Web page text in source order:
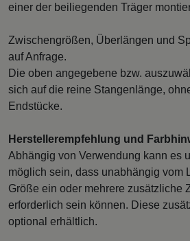
einer der beiliegenden Träger
Zwischengrößen, Überlängen und
auf Anfrage.
Die oben angegebene bzw.
sich auf die reine Stangenlänge,
Endstücke.
Herstellerempfehlung und
Abhängig von Verwendung kann es
möglich sein, dass unabhängig vom
Größe ein oder mehrere zusätzliche
erforderlich sein können. Diese
optional erhältlich.